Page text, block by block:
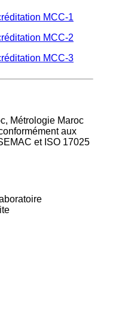
MCC-1
MCC-2
MCC-3
Métrologie Maroc
aux
et ISO 17025